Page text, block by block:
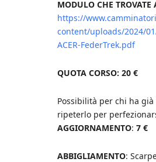
MODULO CHE TROVATE
https://
content/uploads/2024/
ACER-FederTrek.pdf
QUOTA CORSO: 20 €
Possibilità per chi ha
ripeterlo per
AGGIORNAMENTO: 7 €
ABBIGLIAMENTO: